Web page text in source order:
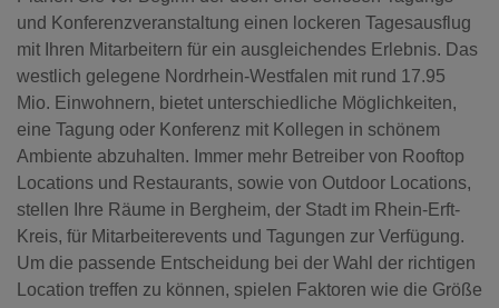
und Konferenzveranstaltung einen lockeren Tagesausflug
mit Ihren Mitarbeitern für ein ausgleichendes Erlebnis. Das
westlich gelegene Nordrhein-Westfalen mit rund 17.95
Mio. Einwohnern, bietet unterschiedliche Möglichkeiten,
eine Tagung oder Konferenz mit Kollegen in schönem
Ambiente abzuhalten. Immer mehr Betreiber von Rooftop
Locations und Restaurants, sowie von Outdoor Locations,
stellen Ihre Räume in Bergheim, der Stadt im Rhein-Erft-
Kreis, für Mitarbeiterevents und Tagungen zur Verfügung.
Um die passende Entscheidung bei der Wahl der richtigen
Location treffen zu können, spielen Faktoren wie die Größe